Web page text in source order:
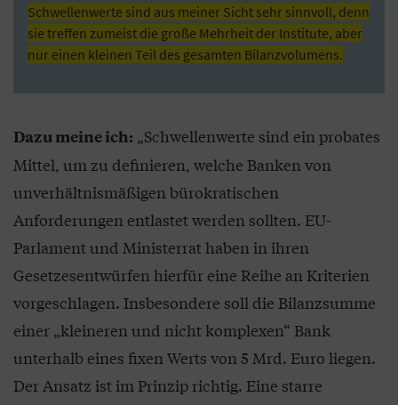
Schwellenwerte sind aus meiner Sicht sehr sinnvoll, denn
sie treffen zumeist die große Mehrheit der Institute, aber
nur einen kleinen Teil des gesamten Bilanzvolumens.
Dazu meine ich: „Schwellenwerte sind ein probates
Mittel, um zu definieren, welche Banken von
unverhältnismäßigen bürokratischen
Anforderungen entlastet werden sollten. EU-
Parlament und Ministerrat haben in ihren
Gesetzesentwürfen hierfür eine Reihe an Kriterien
vorgeschlagen. Insbesondere soll die Bilanzsumme
einer „kleineren und nicht komplexen“ Bank
unterhalb eines fixen Werts von 5 Mrd. Euro liegen.
Der Ansatz ist im Prinzip richtig. Eine starre